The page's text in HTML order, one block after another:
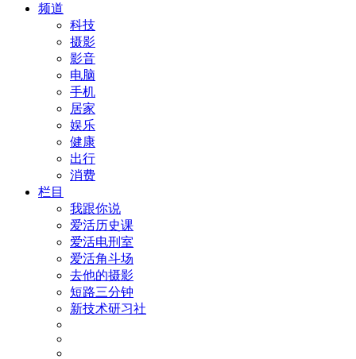
频道
科技
摄影
影音
电脑
手机
居家
娱乐
健康
出行
消费
栏目
我跟你说
爱活历史课
爱活电刑室
爱活角斗场
去他的摄影
短路三分钟
新技术研习社